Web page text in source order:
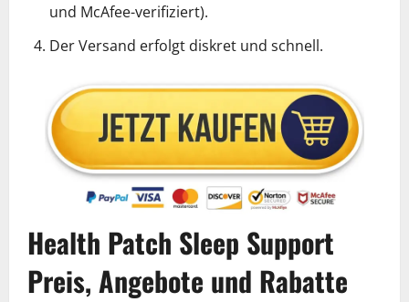
und McAfee-verifiziert).
Der Versand erfolgt diskret und schnell.
Health Patch Sleep Support
Preis, Angebote und Rabatte